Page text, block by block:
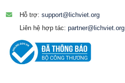
Hỗ trợ: support@lichviet.org
Liên hệ hợp tác: partner@lichviet.org